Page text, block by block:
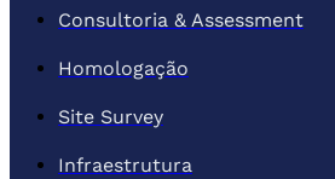
Consultoria & Assessment
Homologação
Site Survey
Infraestrutura